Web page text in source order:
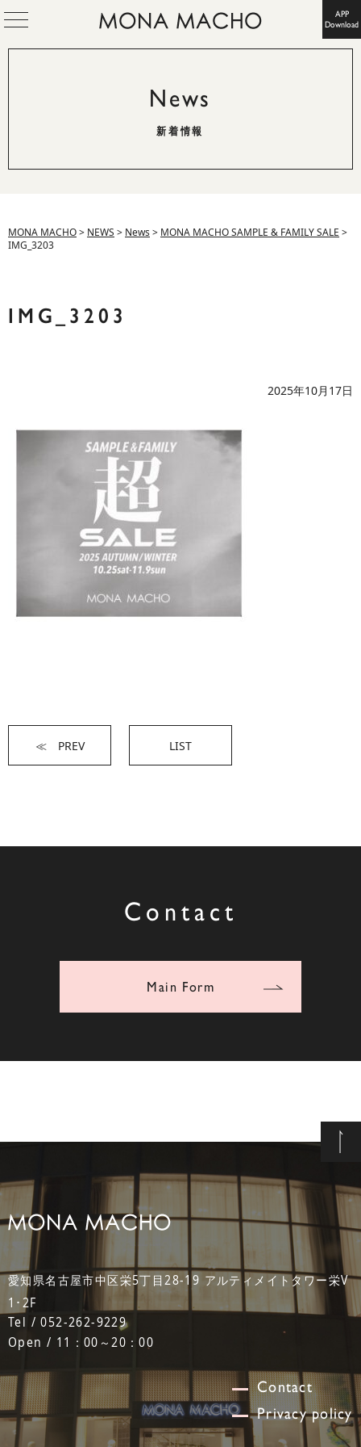
APP
Download
News
新着情報
MONA MACHO> NEWS > News > MONA MACHO SAMPLE & FAMILY SALE >
IMG_3203
IMG_3203
2025年10月17日
≪ PREV LIST
Contact
Main Form
愛知県名古屋市中区栄5丁目28-19 アルティメイトタワー栄V
1･2F
Tel / 052-262-9229
Open / 11：00～20：00
Contact
Privacy policy